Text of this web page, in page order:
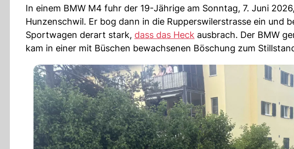
In einem BMW M4 fuhr der 19-Jährige am Sonntag, 7. Juni
Hunzenschwil. Er bog dann in die Rupperswilerstrasse ein und
Sportwagen derart stark, dass das Heck ausbrach. Der BMW
kam in einer mit Büschen bewachsenen Böschung zum